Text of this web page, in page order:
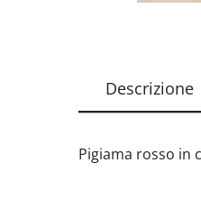
Descrizione
Pigiama rosso in